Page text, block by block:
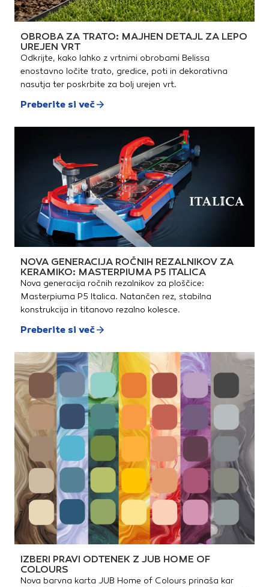
OBROBA ZA TRATO: MAJHEN DETAJL ZA LEPO
UREJEN VRT
Odkrijte, kako lahko z vrtnimi obrobami Belissa
enostavno ločite trato, gredice, poti in dekorativna
nasutja ter poskrbite za bolj urejen vrt.
Preberite si več
NOVA GENERACIJA ROČNIH REZALNIKOV ZA
KERAMIKO: MASTERPIUMA P5 ITALICA
Nova generacija ročnih rezalnikov za ploščice:
Masterpiuma P5 Italica. Natančen rez, stabilna
konstrukcija in titanovo rezalno kolesce.
Preberite si več
IZBERI PRAVI ODTENEK Z JUB HOME OF
COLOURS
Nova barvna karta JUB Home of Colours prinaša kar